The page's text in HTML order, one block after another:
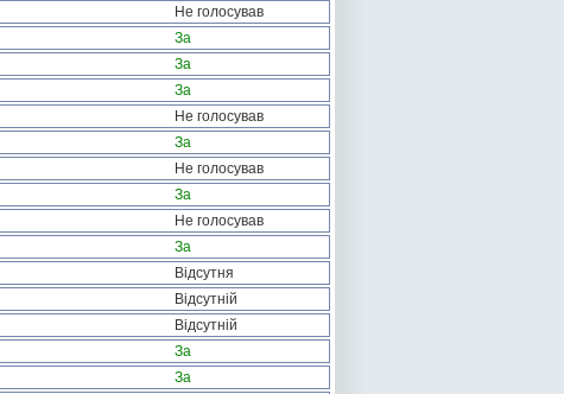
Не голосував
За
За
За
Не голосував
За
Не голосував
За
Не голосував
За
Відсутня
Відсутній
Відсутній
За
За